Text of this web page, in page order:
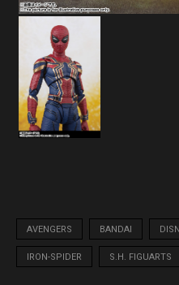
AVENGERS BANDAI
IRON-SPIDER S.H. FIGUARTS